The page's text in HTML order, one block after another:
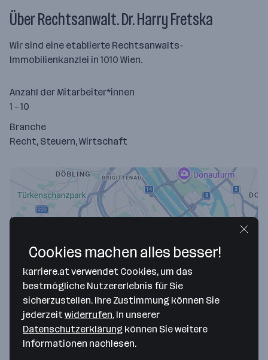
Über Rechtsanwalt. Dr. Harry Fretska
Wir sind eine etablierte Rechtsanwalts-
Immobilienkanzlei in 1010 Wien.
Anzahl der Mitarbeiter*innen
1 - 10
Branche
Recht, Steuern, Wirtschaft
Map data ©2026 Google
Rechtsanwalt. Dr. Harry Fretska
Biberstraße 22/5
Cookies machen alles besser!
karriere.at verwendet Cookies, um das
bestmögliche Nutzererlebnis für Sie
sicherzustellen. Ihre Zustimmung können Sie
jederzeit widerrufen. In unserer
Datenschutzerklärung können Sie weitere
Informationen nachlesen.